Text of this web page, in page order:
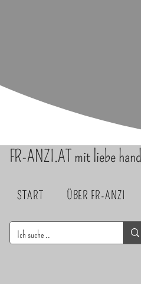
FR-ANZI.AT mit liebe
START ÜBER FR-ANZI